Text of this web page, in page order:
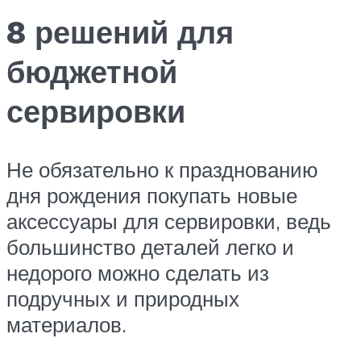
8 решений для
бюджетной
сервировки
Не обязательно к празднованию
дня рождения покупать новые
аксессуары для сервировки, ведь
большинство деталей легко и
недорого можно сделать из
подручных и природных
материалов.